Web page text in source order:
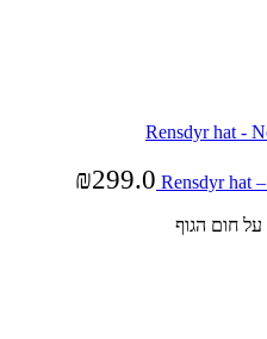
₪299.0
על חום הגוף